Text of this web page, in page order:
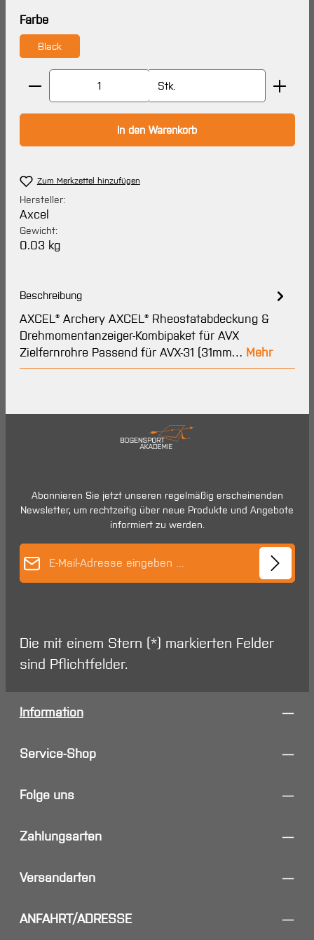
Farbeauswählen
Black
Produkt Anzahl: Gib den gewünschten Wert ein
Stk.
In den Warenkorb
Zum Merkzettel hinzufügen
Hersteller:
Axcel
Gewicht:
0.03 kg
Beschreibung
AXCEL® Archery AXCEL® Rheostatabdeckung &
Drehmomentanzeiger-Kombipaket für AVX
Zielfernrohre Passend für AVX-31 (31mm… Mehr
Abonnieren Sie jetzt unseren regelmäßig erscheinenden
Newsletter, um rechtzeitig über neue Produkte und Angebote
informiert zu werden.
Die mit einem Stern (*) markierten Felder
sind Pflichtfelder.
Information
Service-Shop
Folge uns
Zahlungsarten
Versandarten
ANFAHRT/ADRESSE